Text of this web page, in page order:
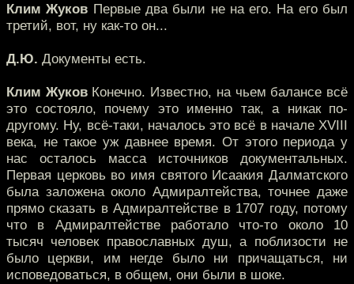
Клим Жуков Первые два были не на его. На его был
третий, вот, ну как-то он...
Д.Ю. Документы есть.
Клим ЖуковКонечно. Известно, на чьем балансе всё
это состояло, почему это именно так, а никак по-
другому. Ну, всё-таки, началось это всё в начале XVIII
века, не такое уж давнее время. От этого периода у
нас осталось масса источников документальных.
Первая церковь во имя святого Исаакия Далматского
была заложена около Адмиралтейства, точнее даже
прямо сказать в Адмиралтействе в 1707 году, потому
что в Адмиралтействе работало что-то около 10
тысяч человек православных душ, а поблизости не
было церкви, им негде было ни причащаться, ни
исповедоваться, в общем, они были в шоке.